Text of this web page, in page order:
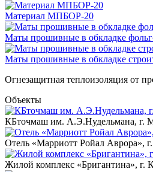
Материал МПБОР-20
Маты прошивные в обкладке
Маты прошивные в обкладке
Огнезащитная теплоизоляция от
Объекты
КБточмаш им. А.Э.Нудельмана, г.
Отель «Марриотт Ройал Аврора»,
Жилой комплекс «Бригантина», г.